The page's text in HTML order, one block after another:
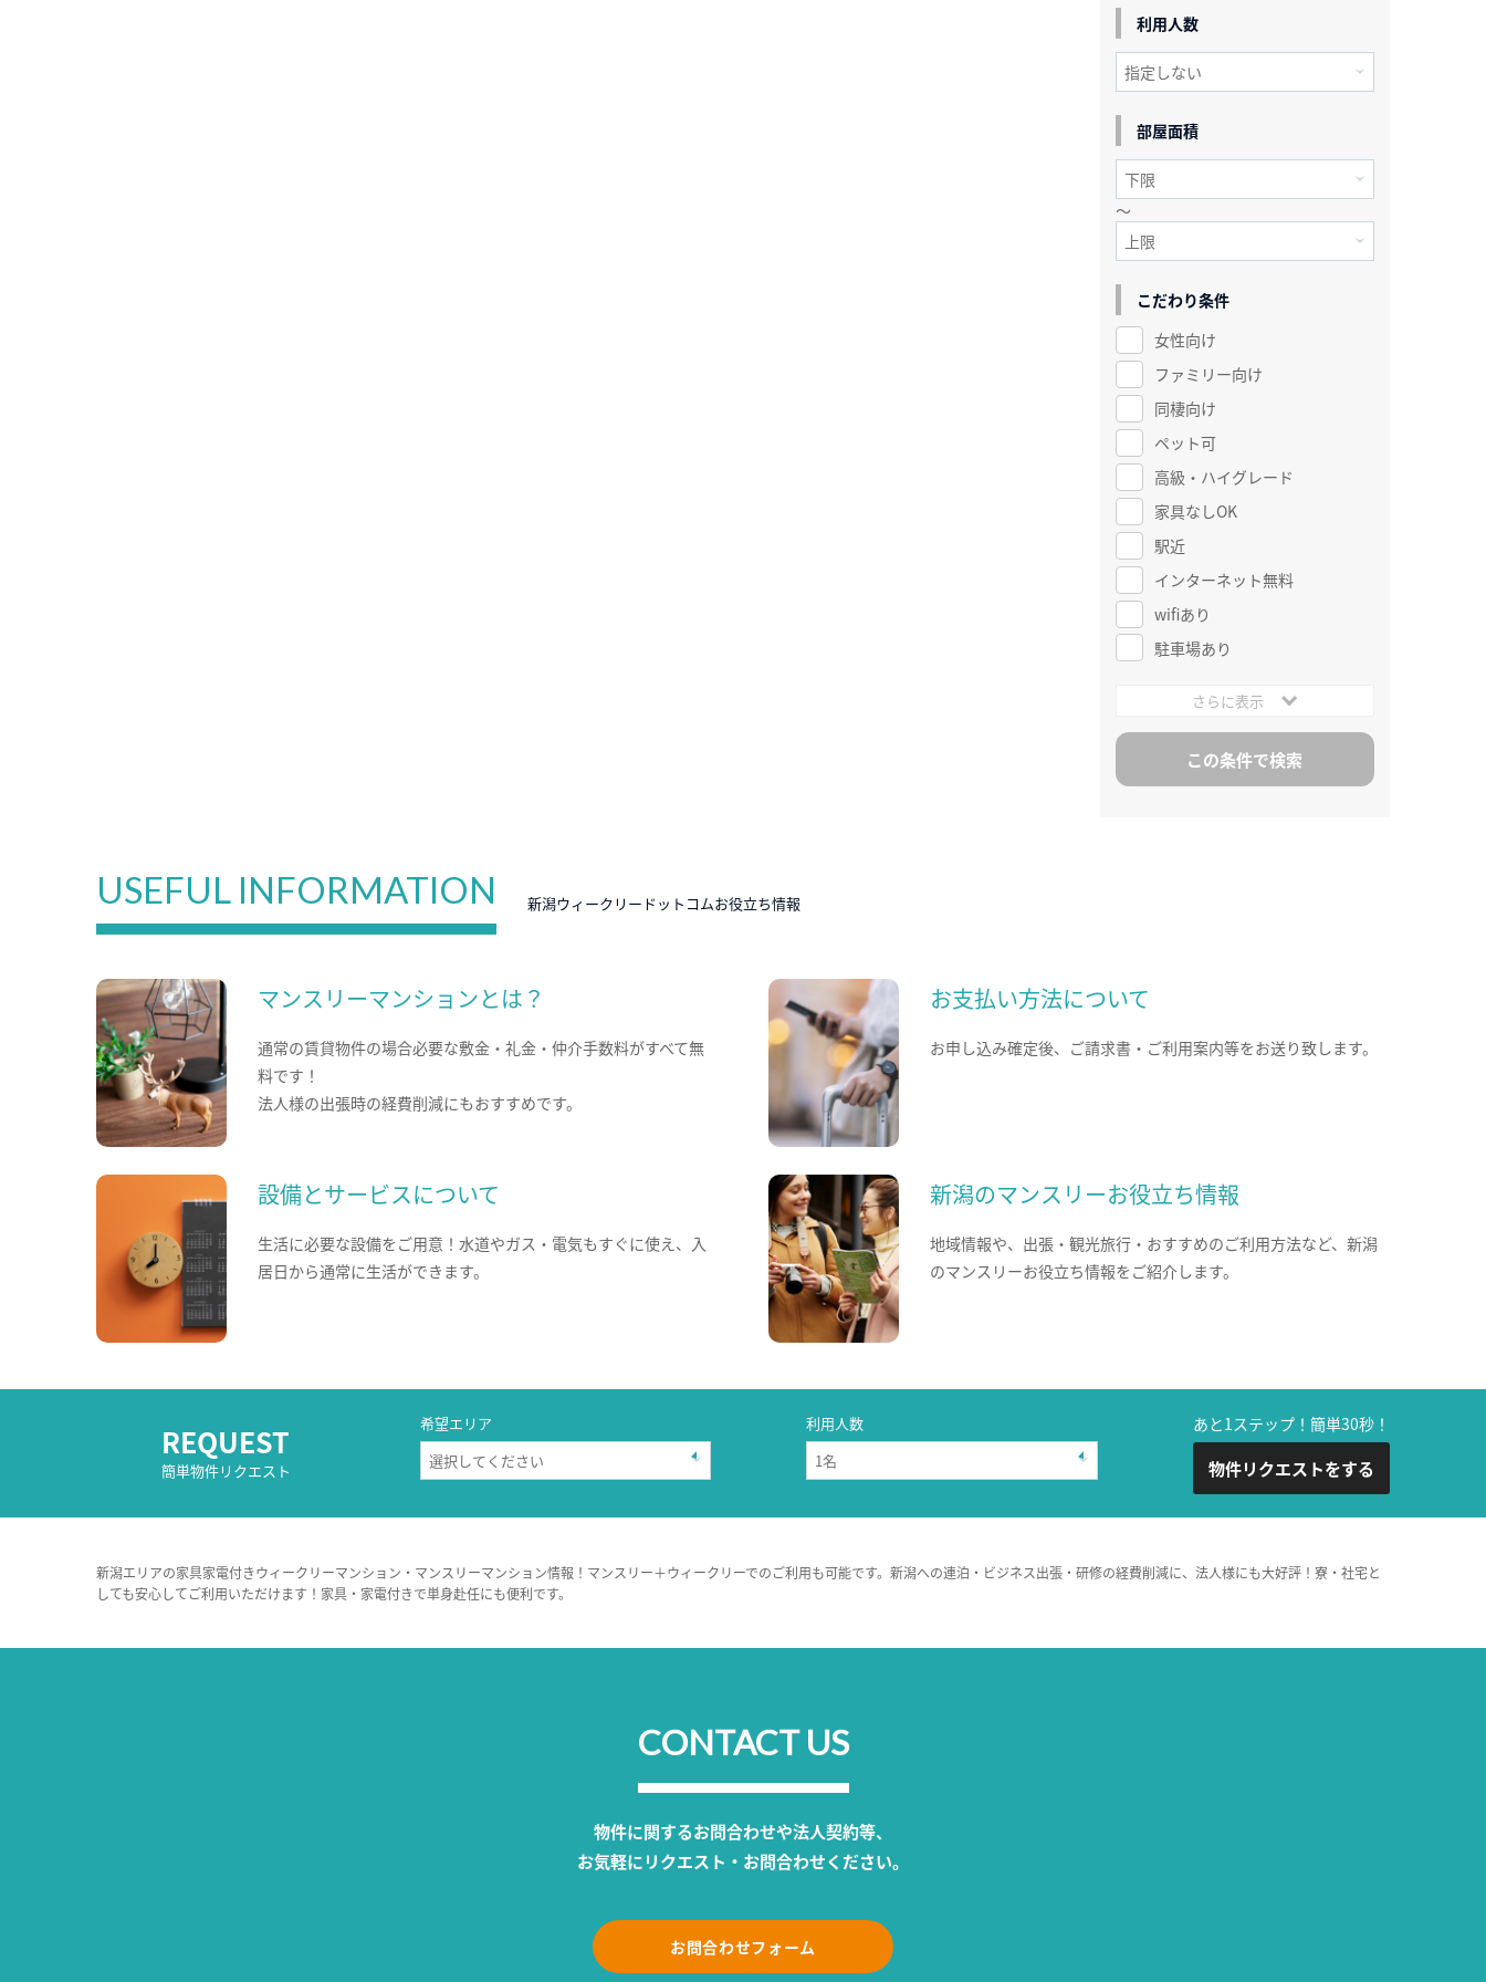
利用人数
部屋面積
～
こだわり条件
女性向け
ファミリー向け
同棲向け
ペット可
高級・ハイグレード
家具なしOK
駅近
インターネット無料
wifiあり
駐車場あり
さらに表示
USEFUL INFORMATION 新潟ウィークリードットコムお役立ち情報
マンスリーマンションとは？
通常の賃貸物件の場合必要な敷金・礼金・仲介手数料がすべて無
料です！
法人様の出張時の経費削減にもおすすめです。
お支払い方法について
お申し込み確定後、ご請求書・ご利用案内等をお送り致します。
設備とサービスについて
生活に必要な設備をご用意！水道やガス・電気もすぐに使え、入
居日から通常に生活ができます。
新潟のマンスリーお役立ち情報
地域情報や、出張・観光旅行・おすすめのご利用方法など、新潟
のマンスリーお役立ち情報をご紹介します。
REQUEST
簡単物件リクエスト
希望エリア 利用人数 あと1ステップ！簡単30秒！
物件リクエストをする
新潟エリアの家具家電付きウィークリーマンション・マンスリーマンション情報！マンスリー＋ウィークリーでのご利用も可能です。新潟への連泊・ビジネス出張・研修の経費削減に、法人様にも大好評！寮・社宅と
しても安心してご利用いただけます！家具・家電付きで単身赴任にも便利です。
CONTACT US
物件に関するお問合わせや法人契約等、
お気軽にリクエスト・お問合わせください。
お問合わせフォーム